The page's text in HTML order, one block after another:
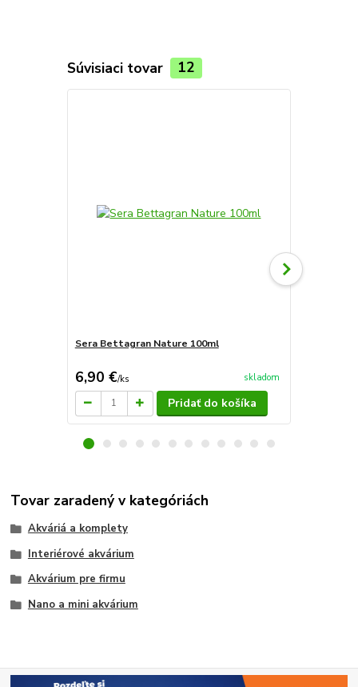
Súvisiaci tovar 12
Sera Bettagran Nature 100ml
6,90 €/ks skladom
Pridať do košíka
Tovar zaradený v kategóriách
Akváriá a komplety
Interiérové akvárium
Akvárium pre firmu
Nano a mini akvárium